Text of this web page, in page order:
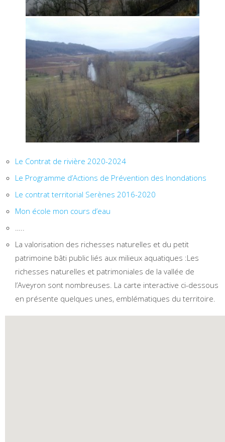
Le Contrat de rivière 2020-2024
Le Programme d’Actions de Prévention des Inondations
Le contrat territorial Serènes 2016-2020
Mon école mon cours d’eau
…..
La valorisation des richesses naturelles et du petit
patrimoine bâti public liés aux milieux aquatiques :Les
richesses naturelles et patrimoniales de la vallée de
l’Aveyron sont nombreuses. La carte interactive ci-dessous
en présente quelques unes, emblématiques du territoire.